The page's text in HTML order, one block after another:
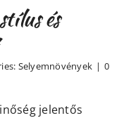
és
Selyemnövények | 0
jelentős